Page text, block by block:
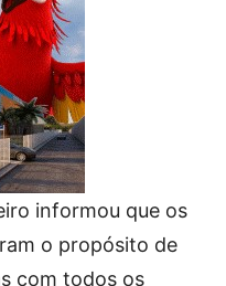
informou que os
o propósito de
com todos os